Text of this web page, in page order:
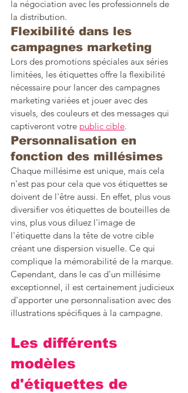
la négociation avec les professionnels de
la distribution.
Flexibilité dans les
campagnes marketing
Lors des promotions spéciales aux séries
limitées, les étiquettes offre la flexibilité
nécessaire pour lancer des campagnes
marketing variées et jouer avec des
visuels, des couleurs et des messages qui
captiveront votre public cible.
Personnalisation en
fonction des millésimes
Chaque millésime est unique, mais cela
n'est pas pour cela que vos étiquettes se
doivent de l'être aussi. En effet, plus vous
diversifier vos étiquettes de bouteilles de
vins, plus vous diluez l'image de
l'étiquette dans la tête de votre cible
créant une dispersion visuelle. Ce qui
complique la mémorabilité de la marque.
Cependant, dans le cas d'un millésime
exceptionnel, il est certainement judicieux
d'apporter une personnalisation avec des
illustrations spécifiques à la campagne.
Les différents
modèles
d'étiquettes de